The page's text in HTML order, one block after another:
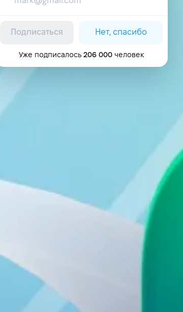
Подписаться Нет, спасибо
Уже подписалось 206 000 человек